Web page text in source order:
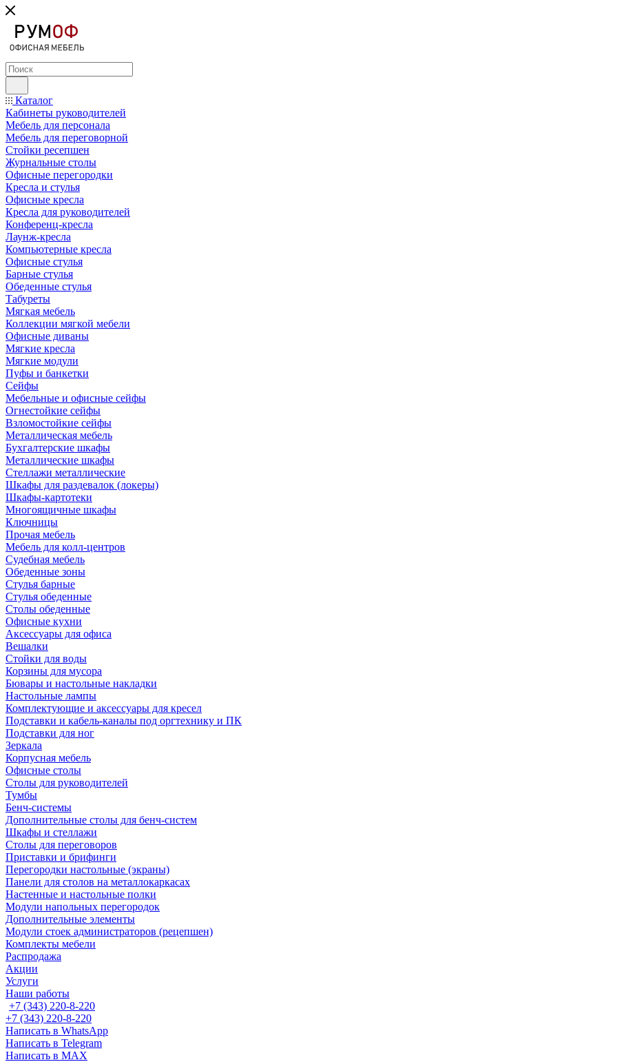
Каталог
Кабинеты руководителей
Мебель для персонала
Мебель для переговорной
Стойки ресепшен
Журнальные столы
Офисные перегородки
Кресла и стулья
Офисные кресла
Кресла для руководителей
Конференц-кресла
Лаунж-кресла
Компьютерные кресла
Офисные стулья
Барные стулья
Обеденные стулья
Табуреты
Мягкая мебель
Коллекции мягкой мебели
Офисные диваны
Мягкие кресла
Мягкие модули
Пуфы и банкетки
Сейфы
Мебельные и офисные сейфы
Огнестойкие сейфы
Взломостойкие сейфы
Металлическая мебель
Бухгалтерские шкафы
Металлические шкафы
Стеллажи металлические
Шкафы для раздевалок (локеры)
Шкафы-картотеки
Многоящичные шкафы
Ключницы
Прочая мебель
Мебель для колл-центров
Судебная мебель
Обеденные зоны
Стулья барные
Стулья обеденные
Столы обеденные
Офисные кухни
Аксессуары для офиса
Вешалки
Стойки для воды
Корзины для мусора
Бювары и настольные накладки
Настольные лампы
Комплектующие и аксессуары для кресел
Подставки и кабель-каналы под оргтехнику и ПК
Подставки для ног
Зеркала
Корпусная мебель
Офисные столы
Столы для руководителей
Тумбы
Бенч-системы
Дополнительные столы для бенч-систем
Шкафы и стеллажи
Столы для переговоров
Приставки и брифинги
Перегородки настольные (экраны)
Панели для столов на металлокаркасах
Настенные и настольные полки
Модули напольных перегородок
Дополнительные элементы
Модули стоек администраторов (рецепшен)
Комплекты мебели
Распродажа
Акции
Услуги
Наши работы
+7 (343) 220-8-220
+7 (343) 220-8-220
Написать в WhatsApp
Написать в Telegram
Написать в MAX